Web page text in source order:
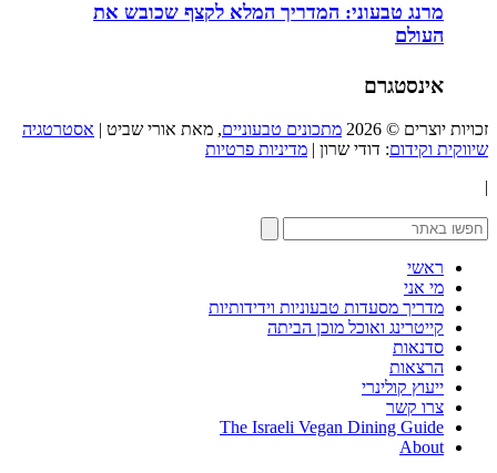
מרנג טבעוני: המדריך המלא לקצף שכובש את
העולם
אינסטגרם
זכויות יוצרים © 2026 מתכונים טבעוניים, מאת אורי שביט | אסטרטגיה
שיווקית וקידום: דודי שרון | מדיניות פרטיות
|
ראשי
מי אני
מדריך מסעדות טבעוניות וידידותיות
קייטרינג ואוכל מוכן הביתה
סדנאות
הרצאות
ייעוץ קולינרי
צרו קשר
The Israeli Vegan Dining Guide
About